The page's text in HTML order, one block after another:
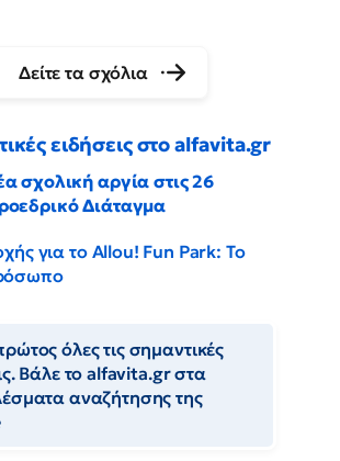
Δείτε τα σχόλια
ειδήσεις στο alfavita.gr
σχολική αργία στις 26
Διάταγμα
για το Allou! Fun Park: Το
όλες τις σημαντικές
Βάλε το alfavita.gr στα
αναζήτησης της